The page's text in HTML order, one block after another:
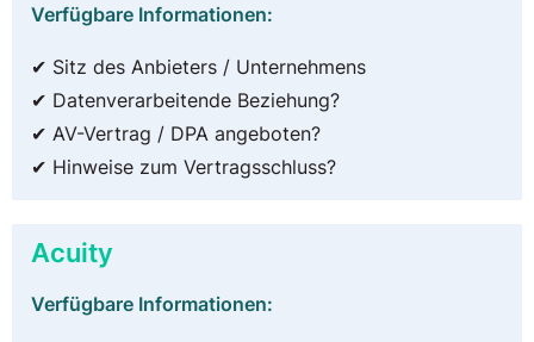
Verfügbare Informationen:
✔ Sitz des Anbieters / Unternehmens
✔ Datenverarbeitende Beziehung?
✔ AV-Vertrag / DPA angeboten?
✔ Hinweise zum Vertragsschluss?
Acuity
Verfügbare Informationen: